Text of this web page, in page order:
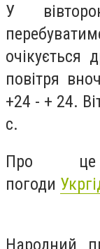
У
очікується
повітря
+24 - + 24.
с.
Про це
погоди
Народний